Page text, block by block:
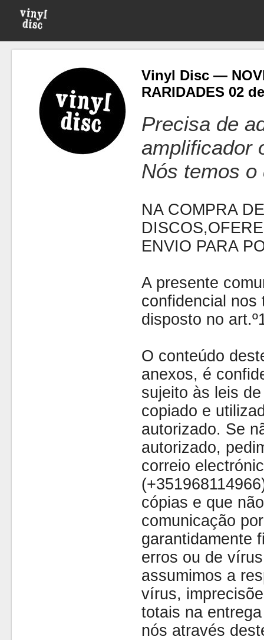
Vinyl Disc —
RARIDADES 02
Precisa de
amplificador
Nós temos o
NA COMPRA
ENVIO PARA
A presente
confidencial nos
disposto no
O conteúdo
anexos, é
sujeito às leis
copiado e
autorizado. Se
autorizado,
correio
cópias e que
comunicação
garantidamente
erros ou de
assumimos a
vírus,
totais na
nós através